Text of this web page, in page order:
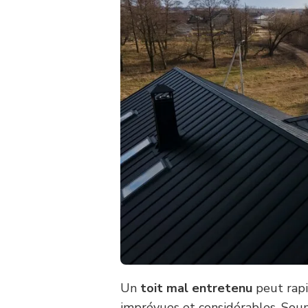
Un toit mal entretenu peut